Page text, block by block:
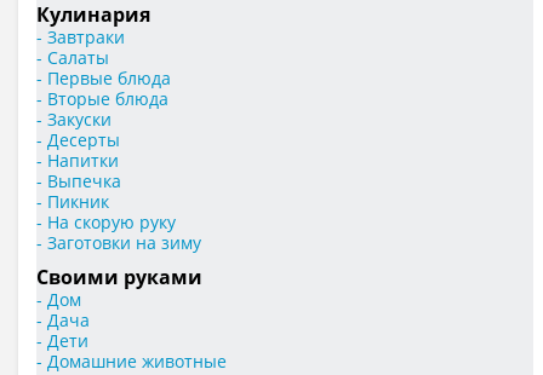
Кулинария
- Завтраки
- Салаты
- Первые блюда
- Вторые блюда
- Закуски
- Десерты
- Напитки
- Выпечка
- Пикник
- На скорую руку
- Заготовки на зиму
Своими руками
- Дом
- Дача
- Дети
- Домашние животные